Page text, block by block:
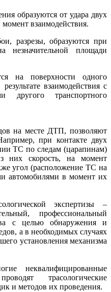
образуются от удара двух
взаимодействия.
разрезы, образуются при
незначительной площади
на поверхности одного
взаимодействия с
другого транспортного
на месте ДТП, позволяют
при контакте двух
ТС по следам (царапинам)
них скорость, на момент
угол (расположение ТС на
автомобилями в момент их
экспертизы –
профессиональный
с целью обнаружения и
а в необходимых случаях
установления механизма
неквалифицированные
трасологические
и методов их проведения.